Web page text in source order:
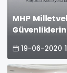
MHP
Güvenliklerin
19-06-2020